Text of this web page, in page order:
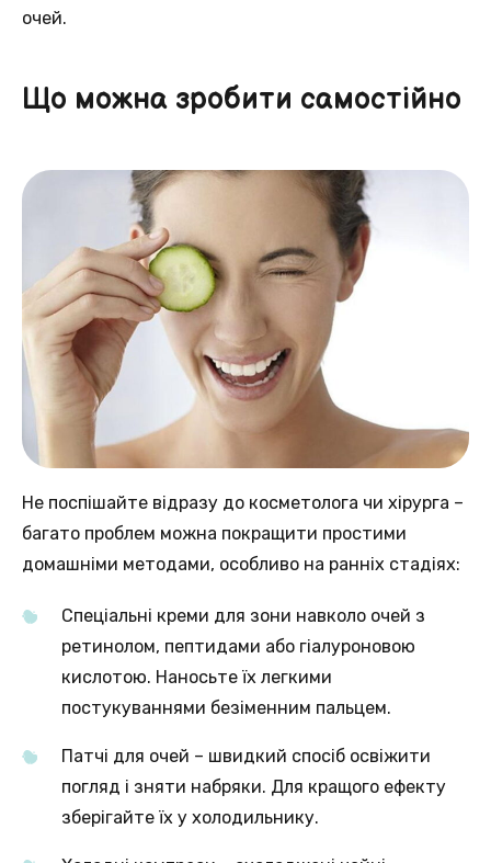
очей.
Що можна зробити самостійно
Не поспішайте відразу до косметолога чи хірурга –
багато проблем можна покращити простими
домашніми методами, особливо на ранніх стадіях:
Спеціальні креми для зони навколо очей з
ретинолом, пептидами або гіалуроновою
кислотою. Наносьте їх легкими
постукуваннями безіменним пальцем.
Патчі для очей – швидкий спосіб освіжити
погляд і зняти набряки. Для кращого ефекту
зберігайте їх у холодильнику.